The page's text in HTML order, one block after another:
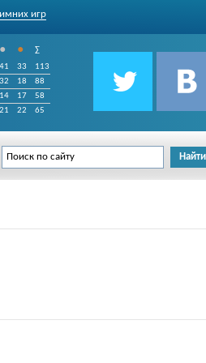
игр
• •
∑
41 33
113
32 18
88
14 17
58
21 22 65